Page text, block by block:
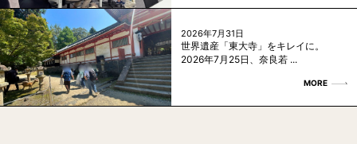
2026年7月31日
世界遺産「東大寺」をキレイに。
2026年7月25日、奈良若 ...
MORE